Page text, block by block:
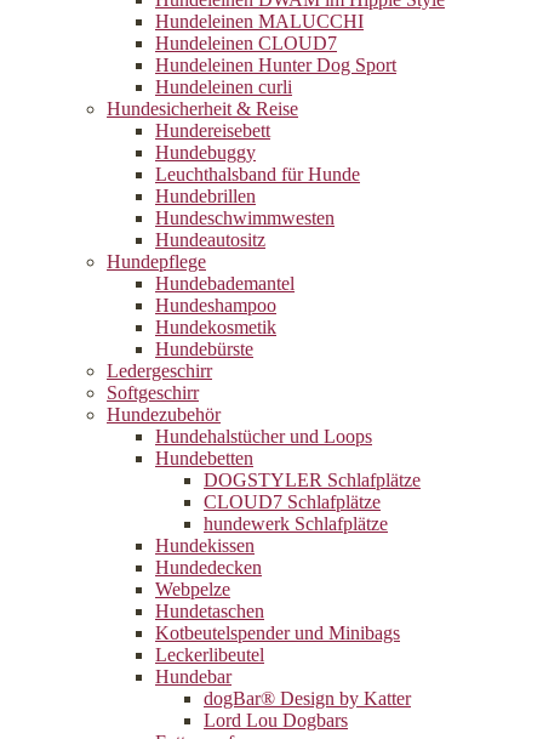
Hundeleinen MALUCCHI
Hundeleinen CLOUD7
Hundeleinen Hunter Dog Sport
Hundeleinen curli
Hundesicherheit & Reise
Hundereisebett
Hundebuggy
Leuchthalsband für Hunde
Hundebrillen
Hundeschwimmwesten
Hundeautositz
Hundepflege
Hundebademantel
Hundeshampoo
Hundekosmetik
Hundebürste
Ledergeschirr
Softgeschirr
Hundezubehör
Hundehalstücher und Loops
Hundebetten
DOGSTYLER Schlafplätze
CLOUD7 Schlafplätze
hundewerk Schlafplätze
Hundekissen
Hundedecken
Webpelze
Hundetaschen
Kotbeutelspender und Minibags
Leckerlibeutel
Hundebar
dogBar® Design by Katter
Lord Lou Dogbars